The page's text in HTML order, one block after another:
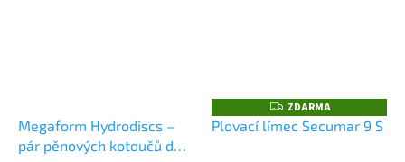
Megaform Hydrodiscs –
pár pěnových kotoučů do
Z
D
A
ZDARMA
Plovací límec Secumar 9 S